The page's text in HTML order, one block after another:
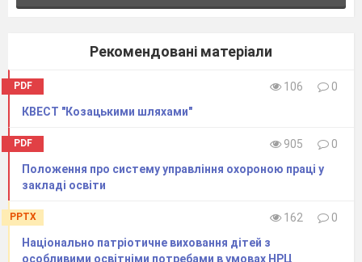
Рекомендовані матеріали
PDF 106
0
КВЕСТ "Козацькими шляхами"
PDF 905
0
Положення про систему управління охороною праці у
закладі освіти
PPTX 162
0
Національно патріотичне виховання дітей з
особливими освітніми потребами в умовах НРЦ